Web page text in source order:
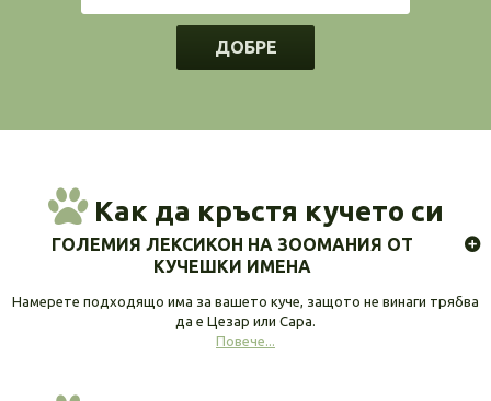
ДОБРЕ
Как да кръстя кучето си
ГОЛЕМИЯ ЛЕКСИКОН НА ЗООМАНИЯ ОТ
КУЧЕШКИ ИМЕНА
Намерете подходящо има за вашето куче, защото не винаги трябва
да е Цезар или Сара.
Повече...